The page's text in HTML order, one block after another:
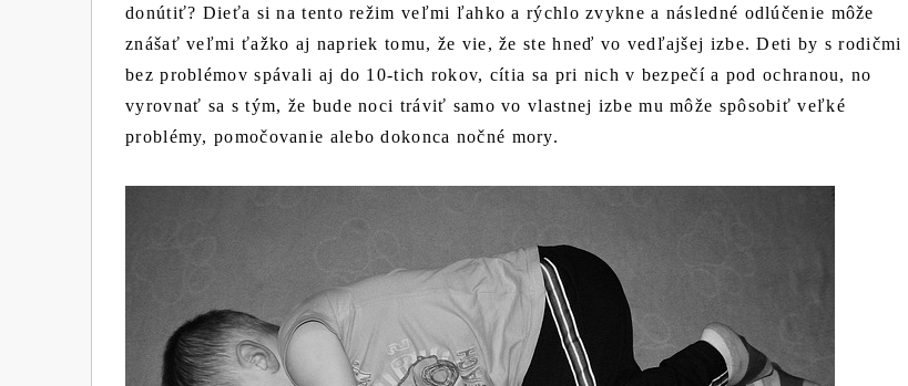
donútiť? Dieťa si na tento režim veľmi ľahko a rýchlo zvykne a následné odlúčenie môže
znášať veľmi ťažko aj napriek tomu, že vie, že ste hneď vo vedľajšej izbe. Deti by s rodičmi
bez problémov spávali aj do 10-tich rokov, cítia sa pri nich v bezpečí a pod ochranou, no
vyrovnať sa s tým, že bude noci tráviť samo vo vlastnej izbe mu môže spôsobiť veľké
problémy, pomočovanie alebo dokonca nočné mory.